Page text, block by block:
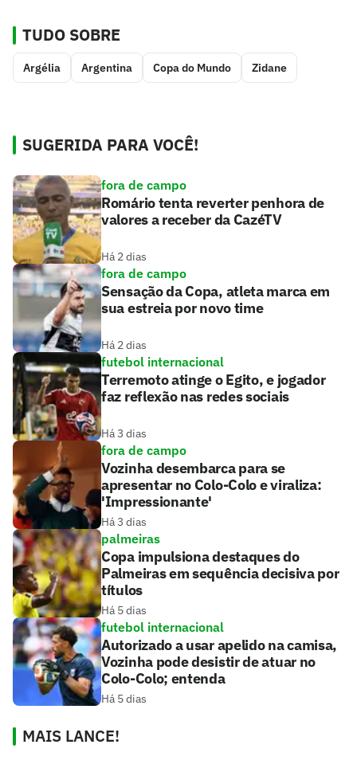
TUDO SOBRE
Argélia Argentina Copa do Mundo Zidane
SUGERIDA PARA VOCÊ!
fora de campo
Romário tenta reverter penhora de
valores a receber da CazéTV
Há 2 dias
fora de campo
Sensação da Copa, atleta marca em
sua estreia por novo time
Há 2 dias
futebol internacional
Terremoto atinge o Egito, e jogador
faz reflexão nas redes sociais
Há 3 dias
fora de campo
Vozinha desembarca para se
apresentar no Colo-Colo e viraliza:
'Impressionante'
Há 3 dias
palmeiras
Copa impulsiona destaques do
Palmeiras em sequência decisiva por
títulos
Há 5 dias
futebol internacional
Autorizado a usar apelido na camisa,
Vozinha pode desistir de atuar no
Colo-Colo; entenda
Há 5 dias
MAIS LANCE!